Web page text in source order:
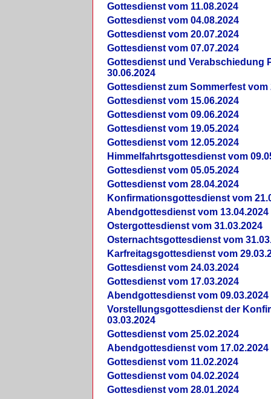
Gottesdienst vom 11.08.2024
Gottesdienst vom 04.08.2024
Gottesdienst vom 20.07.2024
Gottesdienst vom 07.07.2024
Gottesdienst und Verabschiedung
30.06.2024
Gottesdienst zum Sommerfest vom
Gottesdienst vom 15.06.2024
Gottesdienst vom 09.06.2024
Gottesdienst vom 19.05.2024
Gottesdienst vom 12.05.2024
Himmelfahrtsgottesdienst vom
Gottesdienst vom 05.05.2024
Gottesdienst vom 28.04.2024
Konfirmationsgottesdienst vom
Abendgottesdienst vom 13.04.2024
Ostergottesdienst vom 31.03.2024
Osternachtsgottesdienst vom
Karfreitagsgottesdienst vom
Gottesdienst vom 24.03.2024
Gottesdienst vom 17.03.2024
Abendgottesdienst vom 09.03.2024
Vorstellungsgottesdienst der
03.03.2024
Gottesdienst vom 25.02.2024
Abendgottesdienst vom 17.02.2024
Gottesdienst vom 11.02.2024
Gottesdienst vom 04.02.2024
Gottesdienst vom 28.01.2024